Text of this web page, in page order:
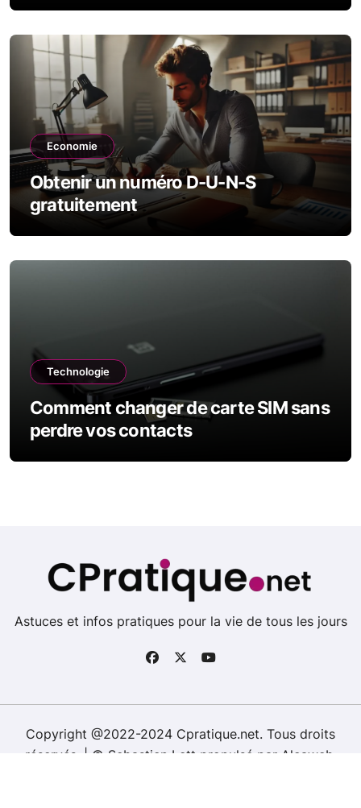
Economie
Obtenir un numéro D-U-N-S
gratuitement
Technologie
Comment changer de carte SIM sans
perdre vos contacts
Astuces et infos pratiques pour la vie de tous les jours
Copyright @2022-2024 Cpratique.net. Tous droits
réservés. | © Sebastien Lett propulsé par Alcaweb